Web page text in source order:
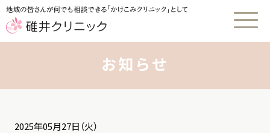
お知らせ
2025年05月27日（火）